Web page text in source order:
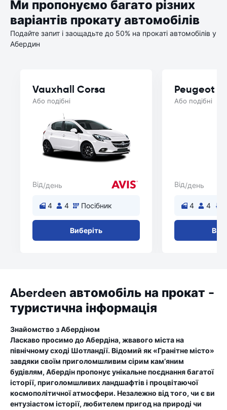
Ми пропонуємо багато різних
варіантів прокату автомобілів
Подайте запит і заощадьте до 50% на прокаті автомобілів у
Абердин
Vauxhall Corsa
Або подібні
Від/день
4 4 Посібник
Виберіть
Peugeot
Або подібні
Від/день
4 4
Aberdeen автомобіль на прокат -
туристична інформація
Знайомство з Абердіном
Ласкаво просимо до Абердіна, жвавого міста на
північному сході Шотландії. Відомий як «Гранітне місто»
завдяки своїм приголомшливим сірим кам’яним
будівлям, Абердін пропонує унікальне поєднання багатої
історії, приголомшливих ландшафтів і процвітаючої
космополітичної атмосфери. Незалежно від того, чи є ви
ентузіастом історії, любителем пригод на природі чи